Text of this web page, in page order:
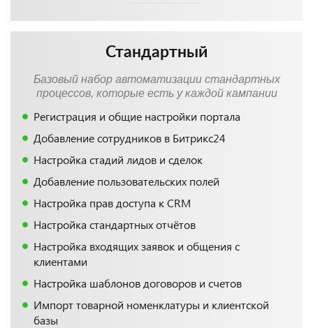
Стандартный
Базовый набор автоматизации стандартных
процессов, которые есть у каждой кампании
Регистрация и общие настройки портала
Добавление сотрудников в Битрикс24
Настройка стадий лидов и сделок
Добавление пользовательских полей
Настройка прав доступа к CRM
Настройка стандартных отчётов
Настройка входящих заявок и общения с
клиентами
Настройка шаблонов договоров и счетов
Импорт товарной номенклатуры и клиентской
базы